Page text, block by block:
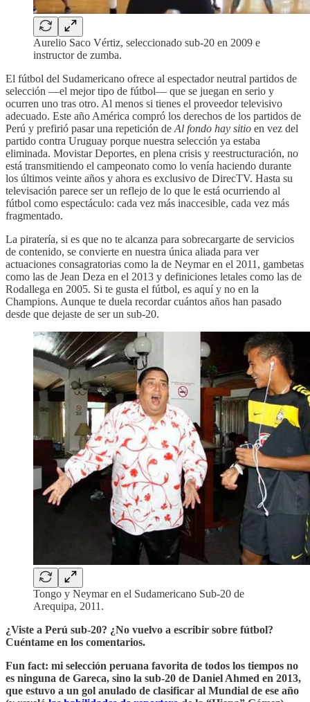
Aurelio Saco Vértiz, seleccionado sub-20 en 2009 e
instructor de zumba.
El fútbol del Sudamericano ofrece al espectador neutral partidos de
selección —el mejor tipo de fútbol— que se juegan en serio y
ocurren uno tras otro. Al menos si tienes el proveedor televisivo
adecuado. Este año América compró los derechos de los partidos de
Perú y prefirió pasar una repetición de Al fondo hay sitio en vez del
partido contra Uruguay porque nuestra selección ya estaba
eliminada. Movistar Deportes, en plena crisis y reestructuración, no
está transmitiendo el campeonato como lo venía haciendo durante
los últimos veinte años y ahora es exclusivo de DirecTV. Hasta su
televisación parece ser un reflejo de lo que le está ocurriendo al
fútbol como espectáculo: cada vez más inaccesible, cada vez más
fragmentado.
La piratería, si es que no te alcanza para sobrecargarte de servicios
de contenido, se convierte en nuestra única aliada para ver
actuaciones consagratorias como la de Neymar en el 2011, gambetas
como las de Jean Deza en el 2013 y definiciones letales como las de
Rodallega en 2005. Si te gusta el fútbol, es aquí y no en la
Champions. Aunque te duela recordar cuántos años han pasado
desde que dejaste de ser un sub-20.
Tongo y Neymar en el Sudamericano Sub-20 de
Arequipa, 2011.
¿Viste a Perú sub-20? ¿No vuelvo a escribir sobre fútbol?
Cuéntame en los comentarios.
Fun fact: mi selección peruana favorita de todos los tiempos no
es ninguna de Gareca, sino la sub-20 de Daniel Ahmed en 2013,
que estuvo a un gol anulado de clasificar al Mundial de ese año